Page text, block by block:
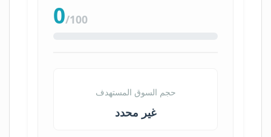
0/100
حجم السوق المستهدف
غير محدد